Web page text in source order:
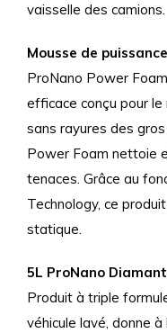
vaisselle des camions.
Mousse de
ProNano Power
efficace conçu pour
sans rayures des
Power Foam nettoie
tenaces. Grâce au
Technology, ce
statique.
5L ProNano
Produit à triple
véhicule lavé, donne